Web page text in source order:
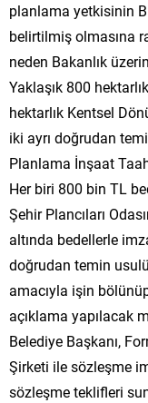
planlama yetkisinin
belirtilmiş olmasına
neden Bakanlık
Yaklaşık 800
hektarlık Kentsel
iki ayrı doğrudan
Planlama İnşaat
Her biri 800 bin TL
Şehir Plancıları
altında bedellerle
doğrudan temin
amacıyla işin
açıklama yapılacak
Belediye Başkanı,
Şirketi ile sözleşme
sözleşme teklifleri